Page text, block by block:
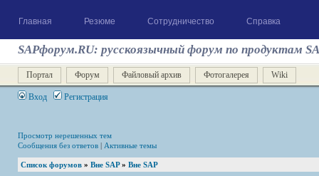
Главная Резюме Сотрудничество Справка
SAPфорум.RU: русскоязычный форум по продуктам
Портал Форум Файловый архив Фотогалерея Wiki
Вход Регистрация
Просмотр нерешенных тем
Сообщения без ответов | Активные темы
Список форумов » Вне SAP» Вне SAP